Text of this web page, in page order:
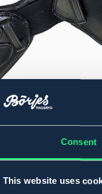
Consent
This website uses